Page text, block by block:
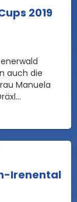
2019
auch die
Manuela
Irenental